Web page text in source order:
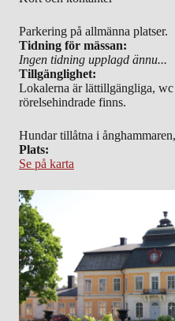
Parkering på allmänna platser.
Tidning för mässan:
Ingen tidning upplagd ännu...
Tillgänglighet:
Lokalerna är lättillgängliga,
rörelsehindrade finns.
Hundar tillåtna i
Plats:
Se på karta